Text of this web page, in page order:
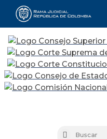
Buscar